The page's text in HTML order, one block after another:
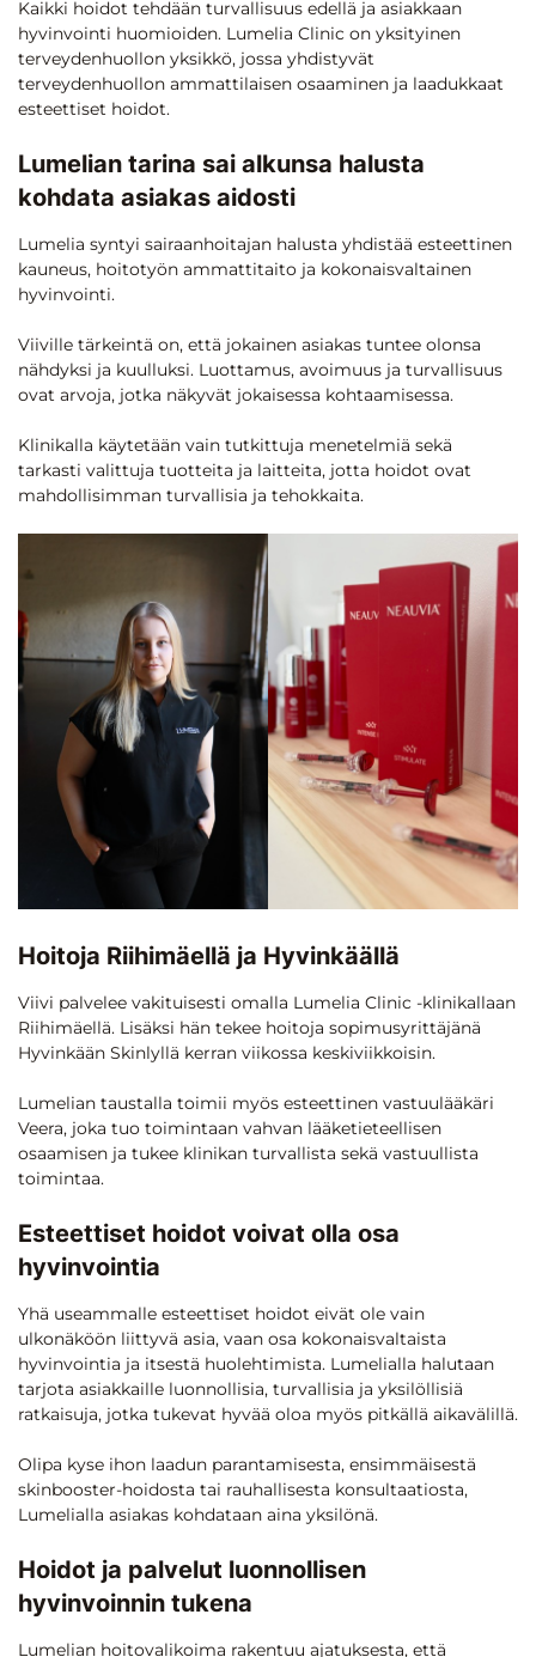
Kaikki hoidot tehdään turvallisuus edellä ja asiakkaan
hyvinvointi huomioiden. Lumelia Clinic on yksityinen
terveydenhuollon yksikkö, jossa yhdistyvät
terveydenhuollon ammattilaisen osaaminen ja laadukkaat
esteettiset hoidot.
Lumelian tarina sai alkunsa halusta
kohdata asiakas aidosti
Lumelia syntyi sairaanhoitajan halusta yhdistää esteettinen
kauneus, hoitotyön ammattitaito ja kokonaisvaltainen
hyvinvointi.
Viiville tärkeintä on, että jokainen asiakas tuntee olonsa
nähdyksi ja kuulluksi. Luottamus, avoimuus ja turvallisuus
ovat arvoja, jotka näkyvät jokaisessa kohtaamisessa.
Klinikalla käytetään vain tutkittuja menetelmiä sekä
tarkasti valittuja tuotteita ja laitteita, jotta hoidot ovat
mahdollisimman turvallisia ja tehokkaita.
Hoitoja Riihimäellä ja Hyvinkäällä
Viivi palvelee vakituisesti omalla Lumelia Clinic -klinikallaan
Riihimäellä. Lisäksi hän tekee hoitoja sopimusyrittäjänä
Hyvinkään Skinlyllä kerran viikossa keskiviikkoisin.
Lumelian taustalla toimii myös esteettinen vastuulääkäri
Veera, joka tuo toimintaan vahvan lääketieteellisen
osaamisen ja tukee klinikan turvallista sekä vastuullista
toimintaa.
Esteettiset hoidot voivat olla osa
hyvinvointia
Yhä useammalle esteettiset hoidot eivät ole vain
ulkonäköön liittyvä asia, vaan osa kokonaisvaltaista
hyvinvointia ja itsestä huolehtimista. Lumelialla halutaan
tarjota asiakkaille luonnollisia, turvallisia ja yksilöllisiä
ratkaisuja, jotka tukevat hyvää oloa myös pitkällä aikavälillä.
Olipa kyse ihon laadun parantamisesta, ensimmäisestä
skinbooster-hoidosta tai rauhallisesta konsultaatiosta,
Lumelialla asiakas kohdataan aina yksilönä.
Hoidot ja palvelut luonnollisen
hyvinvoinnin tukena
Lumelian hoitovalikoima rakentuu ajatuksesta, että